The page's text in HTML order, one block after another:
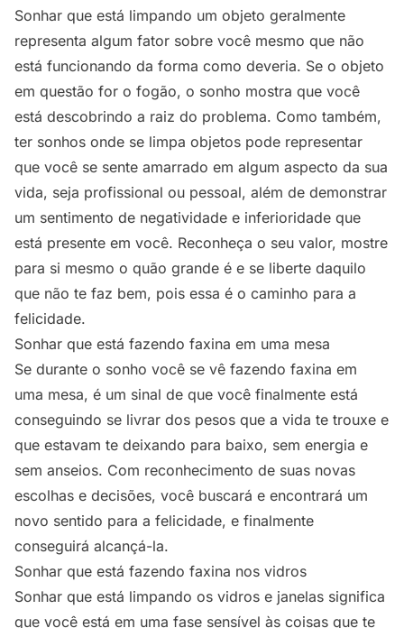
Sonhar que está limpando um objeto geralmente
representa algum fator sobre você mesmo que não
está funcionando da forma como deveria. Se o objeto
em questão for o fogão, o sonho mostra que você
está descobrindo a raiz do problema. Como também,
ter sonhos onde se limpa objetos pode representar
que você se sente amarrado em algum aspecto da sua
vida, seja profissional ou pessoal, além de demonstrar
um sentimento de negatividade e inferioridade que
está presente em você. Reconheça o seu valor, mostre
para si mesmo o quão grande é e se liberte daquilo
que não te faz bem, pois essa é o caminho para a
felicidade.
Sonhar que está fazendo faxina em uma mesa
Se durante o sonho você se vê fazendo faxina em
uma mesa, é um sinal de que você finalmente está
conseguindo se livrar dos pesos que a vida te trouxe e
que estavam te deixando para baixo, sem energia e
sem anseios. Com reconhecimento de suas novas
escolhas e decisões, você buscará e encontrará um
novo sentido para a felicidade, e finalmente
conseguirá alcançá-la.
Sonhar que está fazendo faxina nos vidros
Sonhar que está limpando os vidros e janelas significa
que você está em uma fase sensível às coisas que te